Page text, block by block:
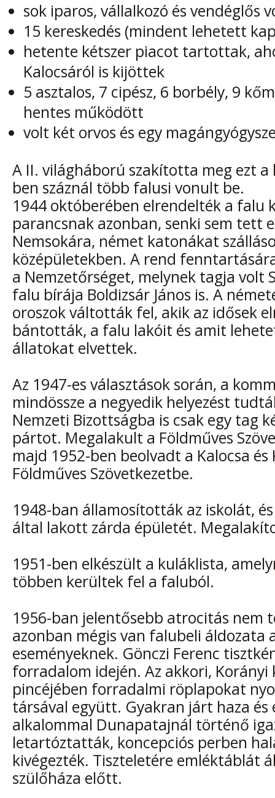
sok iparos, vállalkozó és vendéglős
15 kereskedés (mindent lehetett
hetente kétszer piacot tartottak,
Kalocsáról is kijöttek
5 asztalos, 7 cipész, 6 borbély, 9
hentes működött
volt két orvos és egy
A II. világháború szakította meg ezt a
ben száznál több falusi vonult be.
1944 októberében elrendelték a falu
parancsnak azonban, senki sem tett
Nemsokára, német katonákat
középületekben. A rend
a Nemzetőrséget, melynek tagja volt
falu bírája Boldizsár János is. A
oroszok váltották fel, akik az idősek
bántották, a falu lakóit és amit
állatokat elvettek.
Az 1947-es választások során, a
mindössze a negyedik helyezést
Nemzeti Bizottságba is csak egy tag
pártot. Megalakult a Földműves
majd 1952-ben beolvadt a Kalocsa és
Földműves Szövetkezetbe.
1948-ban államosították az iskolát,
által lakott zárda épületét.
1951-ben elkészült a kuláklista,
többen kerültek fel a faluból.
1956-ban jelentősebb atrocitás nem
azonban mégis van falubeli áldozata
eseményeknek. Gönczi Ferenc
forradalom idején. Az akkori, Korányi
pincéjében forradalmi röplapokat
társával együtt. Gyakran járt haza és
alkalommal Dunapatajnál történő
letartóztatták, koncepciós perben
kivégezték. Tiszteletére emléktáblát
szülőháza előtt.